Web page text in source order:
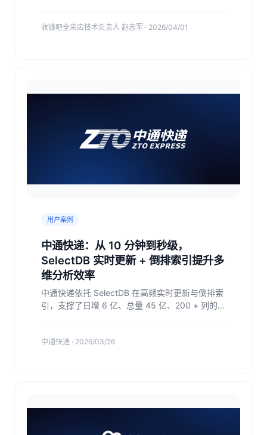
95%、算力成本降低 35% 显著成效。
收钱吧全来店技术负责人 赵志军 · 2026/04/01
用户案例
中通快递：从 10 分钟到秒级，
SelectDB 实时更新 + 倒排索引提升多
维分析效率
中通快递依托 SelectDB 在高频实时更新与倒排索
引，支撑了日增 6 亿、总量 45 亿、200 + 列的超
中通快递 · 2026/03/26